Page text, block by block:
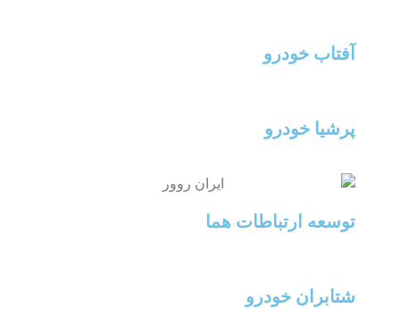
آفتاب خودرو
پرشیا خودرو
توسعه ارتباطات هما
شتابران خودرو